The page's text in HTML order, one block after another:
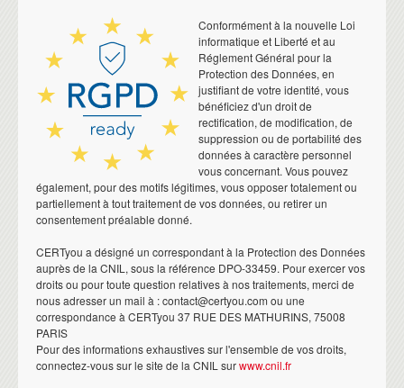
Conformément à la nouvelle Loi
informatique et Liberté et au
Réglement Général pour la
Protection des Données, en
justifiant de votre identité, vous
bénéficiez d'un droit de
rectification, de modification, de
suppression ou de portabilité des
données à caractère personnel
vous concernant. Vous pouvez
également, pour des motifs légitimes, vous opposer totalement ou
partiellement à tout traitement de vos données, ou retirer un
consentement préalable donné.
CERTyou a désigné un correspondant à la Protection des Données
auprès de la CNIL, sous la référence DPO-33459. Pour exercer vos
droits ou pour toute question relatives à nos traitements, merci de
nous adresser un mail à : contact@certyou.com ou une
correspondance à CERTyou 37 RUE DES MATHURINS, 75008
PARIS
Pour des informations exhaustives sur l'ensemble de vos droits,
connectez-vous sur le site de la CNIL surwww.cnil.fr